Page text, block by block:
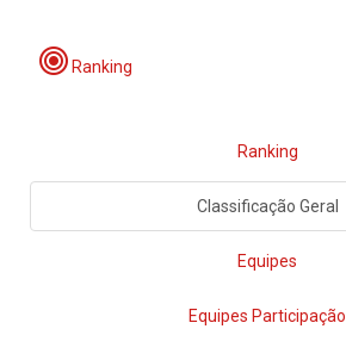
Ranking
Ranking
Classificação Geral
Equipes
Equipes Participação